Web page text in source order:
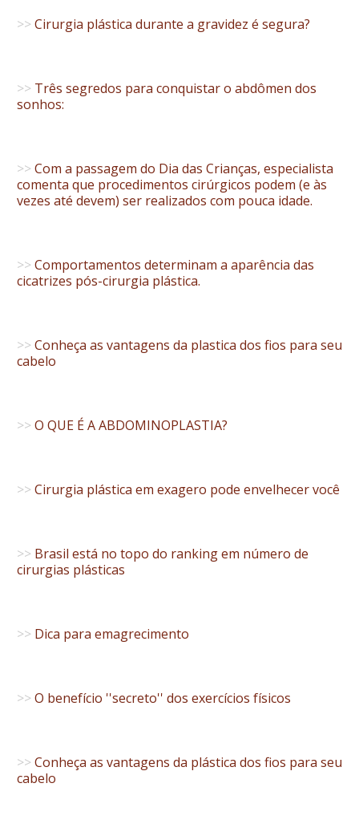
>> Cirurgia plástica durante a gravidez é segura?
>> Três segredos para conquistar o abdômen dos
sonhos:
>> Com a passagem do Dia das Crianças, especialista
comenta que procedimentos cirúrgicos podem (e às
vezes até devem) ser realizados com pouca idade.
>> Comportamentos determinam a aparência das
cicatrizes pós-cirurgia plástica.
>> Conheça as vantagens da plastica dos fios para seu
cabelo
>> O QUE É A ABDOMINOPLASTIA?
>> Cirurgia plástica em exagero pode envelhecer você
>> Brasil está no topo do ranking em número de
cirurgias plásticas
>> Dica para emagrecimento
>> O benefício ''secreto'' dos exercícios físicos
>> Conheça as vantagens da plástica dos fios para seu
cabelo